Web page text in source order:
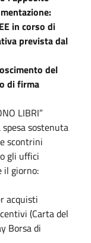
in corso di
prevista dal
del
di firma
LIBRI”
sostenuta
scontrini
gli uffici
il giorno:
acquisti
(Carta del
Borsa di